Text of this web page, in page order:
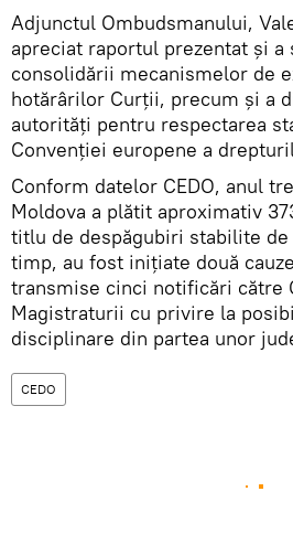
Adjunctul Ombudsmanului,
apreciat raportul prezentat și
consolidării mecanismelor de
hotărârilor Curții, precum și a
autorități pentru respectarea
Convenției europene a
Conform datelor CEDO, anul
Moldova a plătit aproximativ
titlu de despăgubiri stabilite de
timp, au fost inițiate două
transmise cinci notificări către
Magistraturii cu privire la
disciplinare din partea unor
CEDO